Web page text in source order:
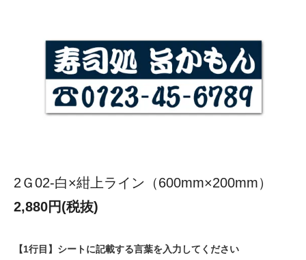
2Ｇ02-白×紺上ライン（600mm×200mm）
2,880円(税抜)
【1行目】シートに記載する言葉を入力してください